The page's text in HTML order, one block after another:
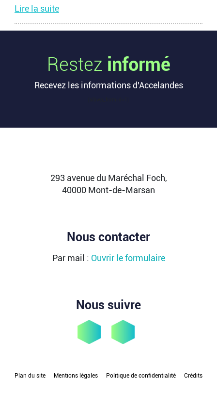
Lire la suite
digitalise l’accompagnement des
voyageurs
Les formalités de voyage demeurent l’une des
zones les moins fluides de l’expérience
milliards de dollars ?
Après avoir levé près de 1,4 milliard de dollars et
atteint une valorisation de 11,7 milliards fin
Restez informé
Recevez les informations d'Accelandes
293 avenue du Maréchal Foch,
40000 Mont-de-Marsan
Nous contacter
Par mail : Ouvrir le formulaire
Nous suivre
Plan du site Mentions légales Politique de confidentialité Crédits